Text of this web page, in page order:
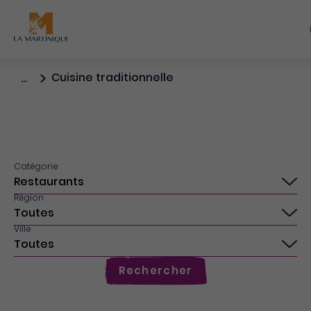
… Cuisine traditionnelle
Catégorie
Région
Ville
Rechercher